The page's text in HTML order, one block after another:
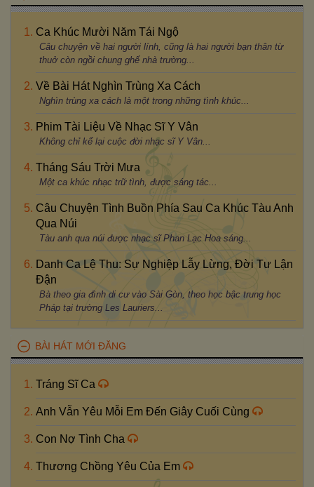
Ca Khúc Mười Năm Tái Ngộ
Câu chuyện về hai người lính, cũng là hai người bạn thân từ
thuở còn ngồi chung ghế nhà trường...
Về Bài Hát Nghìn Trùng Xa Cách
Nghìn trùng xa cách là một trong những tình khúc...
Phim Tài Liệu Về Nhạc Sĩ Y Vân
Không chỉ kể lại cuộc đời nhạc sĩ Y Vân...
Tháng Sáu Trời Mưa
Một ca khúc nhạc trữ tình, được sáng tác...
Câu Chuyện Tình Buồn Phía Sau Ca Khúc Tàu Anh
Qua Núi
Tàu anh qua núi được nhạc sĩ Phan Lạc Hoa sáng...
Danh Ca Lệ Thu: Sự Nghiệp Lẫy Lừng, Đời Tư Lận
Đận
Bà theo gia đình di cư vào Sài Gòn, theo học bậc trung học
Pháp tại trường Les Lauriers...
BÀI HÁT MỚI ĐĂNG
Tráng Sĩ Ca
Anh Vẫn Yêu Mỗi Em Đến Giây Cuối Cùng
Con Nợ Tình Cha
Thương Chồng Yêu Của Em